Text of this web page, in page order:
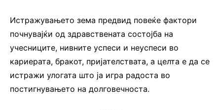
Истражувањето зема предвид повеќе фактори
почнувајќи од здравствената состојба на
учесниците, нивните успеси и неуспеси во
кариерата, бракот, пријателствата, а целта е да се
истражи улогата што ја игра радоста во
постигнувањето на долговечноста.